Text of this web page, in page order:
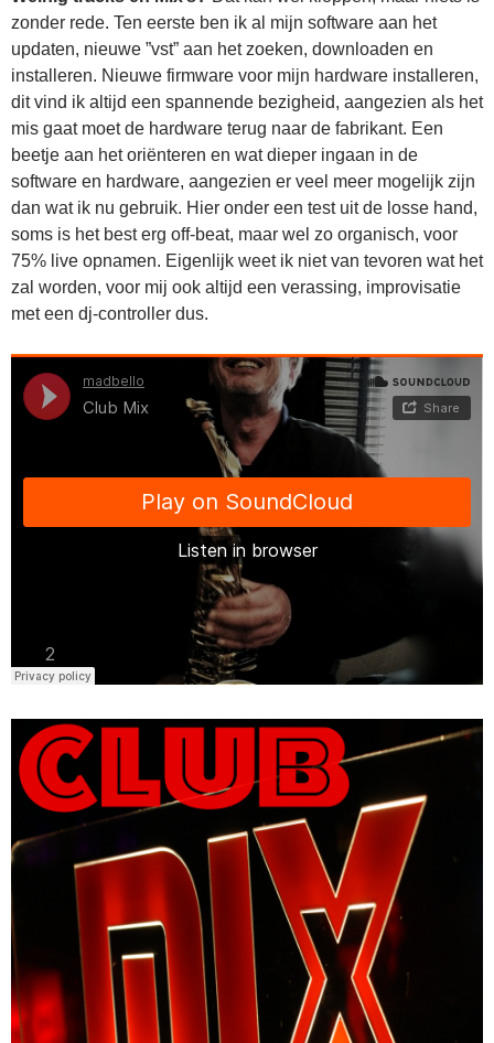
zonder rede. Ten eerste ben ik al mijn software aan het
updaten, nieuwe ”vst” aan het zoeken, downloaden en
installeren. Nieuwe firmware voor mijn hardware installeren,
dit vind ik altijd een spannende bezigheid, aangezien als het
mis gaat moet de hardware terug naar de fabrikant. Een
beetje aan het oriënteren en wat dieper ingaan in de
software en hardware, aangezien er veel meer mogelijk zijn
dan wat ik nu gebruik. Hier onder een test uit de losse hand,
soms is het best erg off-beat, maar wel zo organisch, voor
75% live opnamen. Eigenlijk weet ik niet van tevoren wat het
zal worden, voor mij ook altijd een verassing, improvisatie
met een dj-controller dus.